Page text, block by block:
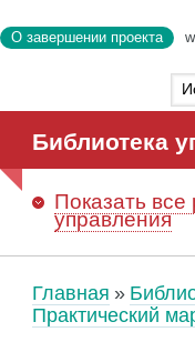
О завершении проекта
Библиотека
Показать все
управления
Главная
Практический